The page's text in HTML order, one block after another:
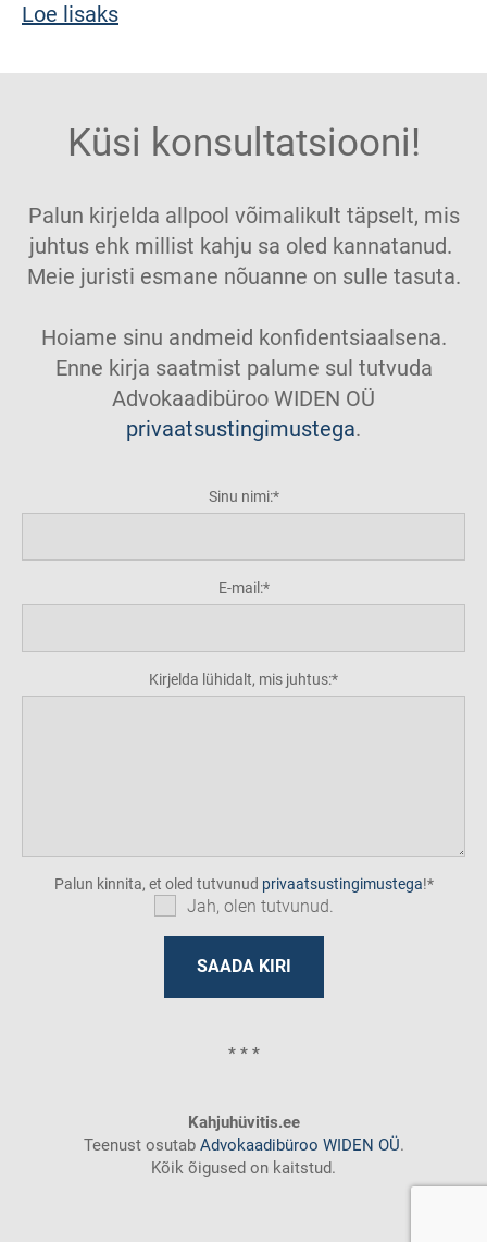
Loe lisaks
Küsi konsultatsiooni!
Palun kirjelda allpool võimalikult täpselt, mis
juhtus ehk millist kahju sa oled kannatanud.
Meie juristi esmane nõuanne on sulle tasuta.
Hoiame sinu andmeid konfidentsiaalsena.
Enne kirja saatmist palume sul tutvuda
Advokaadibüroo WIDEN OÜ
privaatsustingimustega.
Sinu nimi:
E-mail:
Kirjelda lühidalt, mis juhtus:
Palun kinnita, et oled tutvunud privaatsustingimustega!
Jah, olen tutvunud.
* * *
Kahjuhüvitis.ee
Teenust osutabAdvokaadibüroo WIDEN OÜ.
Kõik õigused on kaitstud.